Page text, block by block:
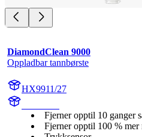
DiamondClean 9000
Oppladbar tannbørste
HX9911/27
Fjerner opptil 10 ganger
Fjerner opptil 100 %